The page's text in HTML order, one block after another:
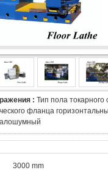
: Тип пола токарного
фланца
3000 mm